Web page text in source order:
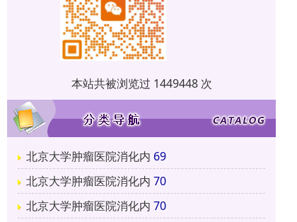
本站共被浏览过 1449448 次
北京大学肿瘤医院消化内 69
北京大学肿瘤医院消化内 70
北京大学肿瘤医院消化内 70